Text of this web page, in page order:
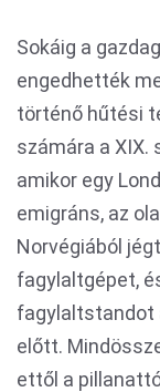
Sokáig a
engedhették
történő hűtési
számára a
amikor egy
emigráns, az
Norvégiából
fagylaltgépet,
fagylaltstandot
előtt.
ettől a